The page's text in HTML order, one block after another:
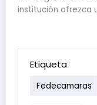
institución ofrezca
Etiqueta
Fedecamaras